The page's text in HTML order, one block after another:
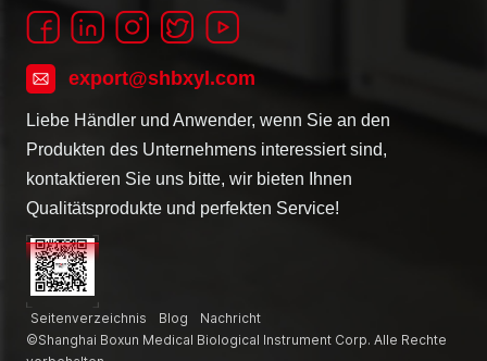
export@shbxyl.com
Liebe Händler und Anwender, wenn Sie an den
Produkten des Unternehmens interessiert sind,
kontaktieren Sie uns bitte, wir bieten Ihnen
Qualitätsprodukte und perfekten Service!
Seitenverzeichnis Blog
Nachricht
©Shanghai Boxun Medical Biological Instrument Corp. Alle Rechte